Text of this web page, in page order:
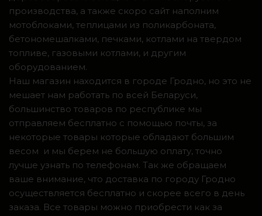
производства, а также скоро сайт наполним
мотоблоками, теплицами из поликарбоната,
бетономешалками, печками, котлами на твердом
топливе, газовыми котлами, и другим
оборудованием.
Наш магазин находится в городе Гродно, но это не
мешает нам работать по всей Беларуси,
большинство товаров по республике мы
отправляем бесплатно с помощью почты, за
некоторые товары которые обладают большим
весом и мы берем не большую оплату, точно
лучше узнать по телефонам. Так же обращаем
ваше внимание, что доставка по городу Гродно
осуществляется бесплатно и скорее всего в день
заказа. Все товары можно приобрести как за